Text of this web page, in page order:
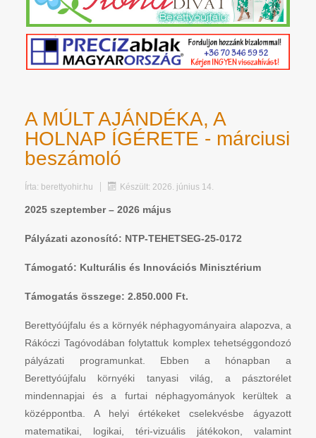
A MÚLT AJÁNDÉKA, A
HOLNAP ÍGÉRETE - márciusi
beszámoló
Írta: berettyohir.hu Készült: 2026. június 14.
2025 szeptember – 2026 május
Pályázati azonosító: NTP-TEHETSEG-25-0172
Támogató: Kulturális és Innovációs Minisztérium
Támogatás összege: 2.850.000 Ft.
Berettyóújfalu és a környék néphagyományaira alapozva, a
Rákóczi Tagóvodában folytattuk komplex tehetséggondozó
pályázati programunkat. Ebben a hónapban a
Berettyóújfalu környéki tanyasi világ, a pásztorélet
mindennapjai és a furtai néphagyományok kerültek a
középpontba. A helyi értékeket cselekvésbe ágyazott
matematikai, logikai, téri-vizuális játékokon, valamint